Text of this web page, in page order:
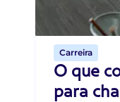
Carreira
O que
para